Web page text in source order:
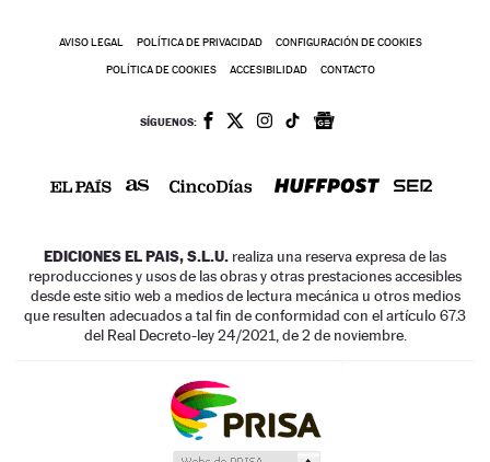
AVISO LEGAL POLÍTICA DE PRIVACIDAD CONFIGURACIÓN DE COOKIES
POLÍTICA DE COOKIES ACCESIBILIDAD CONTACTO
SÍGUENOS:
EDICIONES EL PAIS, S.L.U. realiza una reserva expresa de las
reproducciones y usos de las obras y otras prestaciones accesibles
desde este sitio web a medios de lectura mecánica u otros medios
que resulten adecuados a tal fin de conformidad con el artículo 67.3
del Real Decreto-ley 24/2021, de 2 de noviembre.